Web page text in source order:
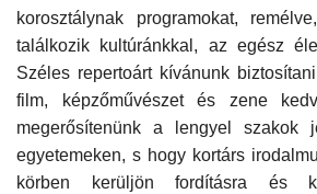
korosztálynak programokat,
találkozik kultúránkkal, az egész
Széles repertoárt kívánunk
film, képzőművészet és zene
megerősítenünk a lengyel szakok
egyetemeken, s hogy kortárs
körben kerüljön fordításra és